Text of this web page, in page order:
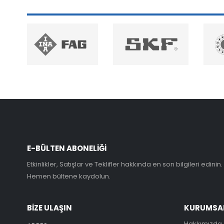
E-BÜLTEN ABONELİĞİ
Etkinlikler, Satışlar ve Teklifler hakkında en son bilgileri edinin.
Hemen bültene kaydolun.
BİZE ULAŞIN